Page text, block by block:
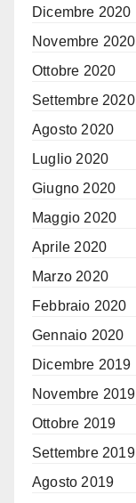
Dicembre 2020
Novembre 2020
Ottobre 2020
Settembre 2020
Agosto 2020
Luglio 2020
Giugno 2020
Maggio 2020
Aprile 2020
Marzo 2020
Febbraio 2020
Gennaio 2020
Dicembre 2019
Novembre 2019
Ottobre 2019
Settembre 2019
Agosto 2019